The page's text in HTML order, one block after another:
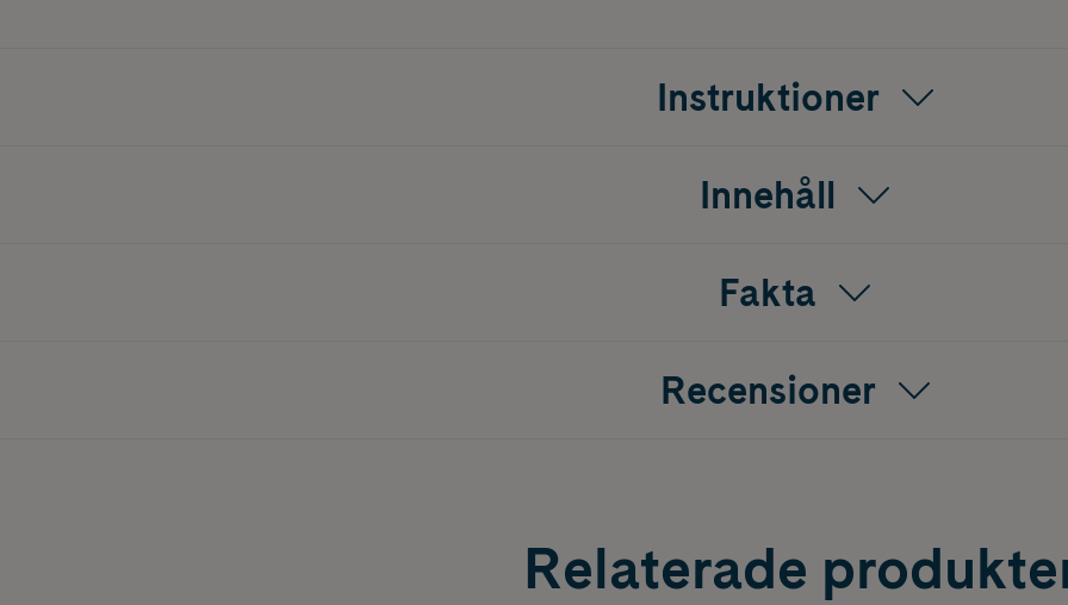
Runt locket sitter en packring av livsmedelsgodkänd silikon som gör boxen lufttät
Instruktioner
Innehåll
Fakta
Recensioner
Relaterade